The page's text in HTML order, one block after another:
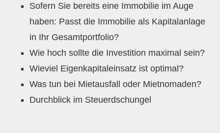
Sofern Sie bereits eine Immobilie im Auge
haben: Passt die Immobilie als Kapitalanlage
in Ihr Gesamtportfolio?
Wie hoch sollte die Investition maximal sein?
Wieviel Eigenkapitaleinsatz ist optimal?
Was tun bei Mietausfall oder Mietnomaden?
Durchblick im Steuerdschungel